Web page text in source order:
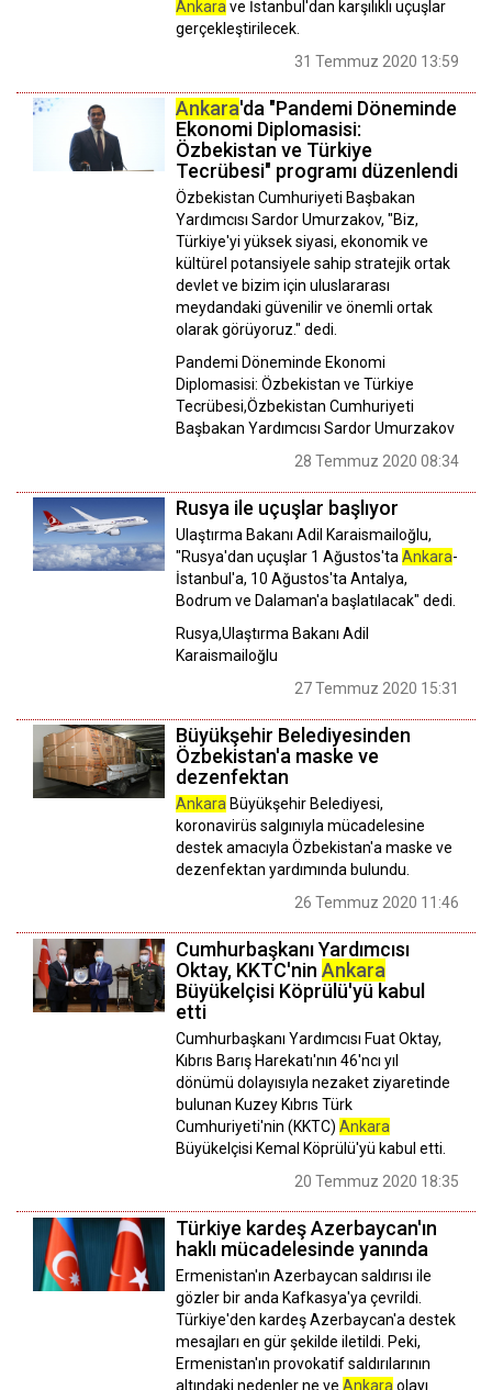
Ankara ve İstanbul'dan karşılıklı uçuşlar
gerçekleştirilecek.
31 Temmuz 2020 13:59
Ankara'da "Pandemi Döneminde
Ekonomi Diplomasisi:
Özbekistan ve Türkiye
Tecrübesi" programı düzenlendi
Özbekistan Cumhuriyeti Başbakan
Yardımcısı Sardor Umurzakov, "Biz,
Türkiye'yi yüksek siyasi, ekonomik ve
kültürel potansiyele sahip stratejik ortak
devlet ve bizim için uluslararası
meydandaki güvenilir ve önemli ortak
olarak görüyoruz." dedi.
Pandemi Döneminde Ekonomi
Diplomasisi: Özbekistan ve Türkiye
Tecrübesi,Özbekistan Cumhuriyeti
Başbakan Yardımcısı Sardor Umurzakov
28 Temmuz 2020 08:34
Rusya ile uçuşlar başlıyor
Ulaştırma Bakanı Adil Karaismailoğlu,
"Rusya'dan uçuşlar 1 Ağustos'ta Ankara-
İstanbul'a, 10 Ağustos'ta Antalya,
Bodrum ve Dalaman'a başlatılacak" dedi.
Rusya,Ulaştırma Bakanı Adil
Karaismailoğlu
27 Temmuz 2020 15:31
Büyükşehir Belediyesinden
Özbekistan'a maske ve
dezenfektan
Ankara Büyükşehir Belediyesi,
koronavirüs salgınıyla mücadelesine
destek amacıyla Özbekistan'a maske ve
dezenfektan yardımında bulundu.
26 Temmuz 2020 11:46
Cumhurbaşkanı Yardımcısı
Oktay, KKTC'nin Ankara
Büyükelçisi Köprülü'yü kabul
etti
Cumhurbaşkanı Yardımcısı Fuat Oktay,
Kıbrıs Barış Harekatı'nın 46'ncı yıl
dönümü dolayısıyla nezaket ziyaretinde
bulunan Kuzey Kıbrıs Türk
Cumhuriyeti'nin (KKTC) Ankara
Büyükelçisi Kemal Köprülü'yü kabul etti.
20 Temmuz 2020 18:35
Türkiye kardeş Azerbaycan'ın
haklı mücadelesinde yanında
Ermenistan'ın Azerbaycan saldırısı ile
gözler bir anda Kafkasya'ya çevrildi.
Türkiye'den kardeş Azerbaycan'a destek
mesajları en gür şekilde iletildi. Peki,
Ermenistan'ın provokatif saldırılarının
altındaki nedenler ne ve Ankara olayı